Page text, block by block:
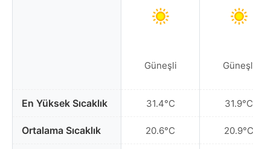
En Yüksek Sıcaklık
Ortalama Sıcaklık
Güneşli
31.4°C
20.6°C
31.9°C
20.9°C